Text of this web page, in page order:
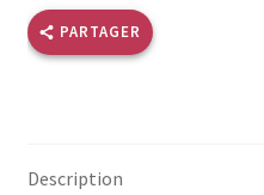
PARTAGER
Description